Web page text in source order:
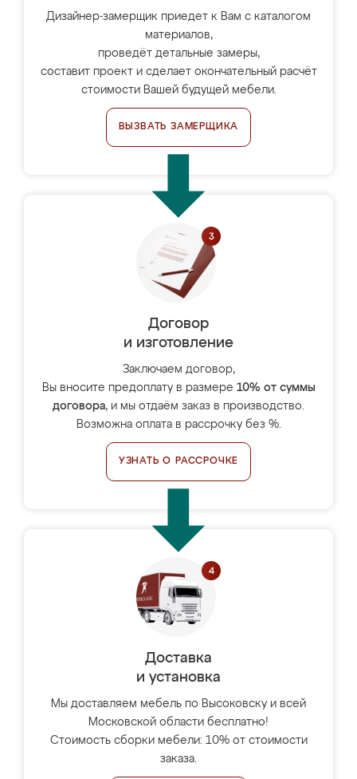
Дизайнер-замерщик приедет к Вам с каталогом
материалов,
проведёт детальные замеры,
составит проект и сделает окончательный расчёт
стоимости Вашей будущей мебели.
ВЫЗВАТЬ ЗАМЕРЩИКА
Договор
и изготовление
Заключаем договор,
Вы вносите предоплату в размере 10% от суммы
договора, и мы отдаём заказ в производство.
Возможна оплата в рассрочку без %.
УЗНАТЬ О РАССРОЧКЕ
Доставка
и установка
Мы доставляем мебель по Высоковску и всей
Московской области бесплатно!
Стоимость сборки мебели: 10% от стоимости
заказа.